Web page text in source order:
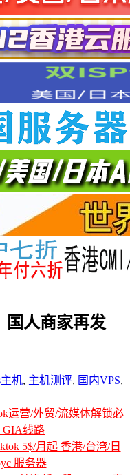
国人商家再发
机, 主机测评, 国内VPS,
运营/外贸/流媒体解锁必
GIA线路
5$/月起 香港/台湾/日
服务器